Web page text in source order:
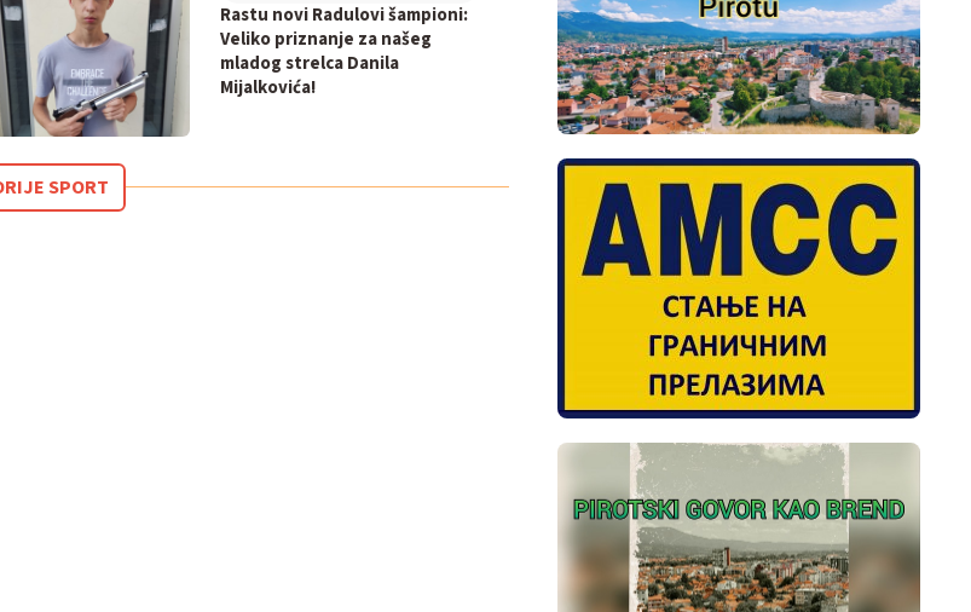
Rastu novi Radulovi šampioni:
Veliko priznanje za našeg
mladog strelca Danila
Mijalkovića!
SPORT